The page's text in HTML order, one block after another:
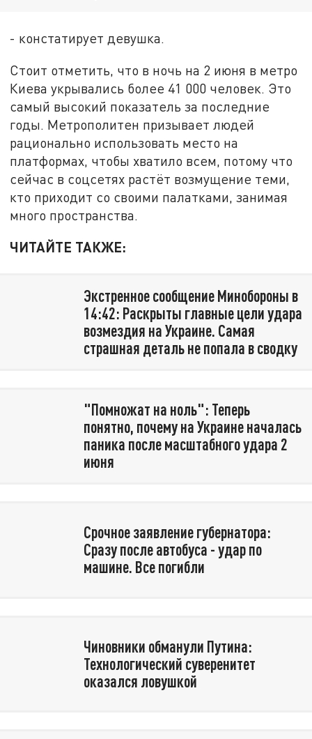
- констатирует девушка.
Стоит отметить, что в ночь на 2 июня в метро
Киева укрывались более 41 000 человек. Это
самый высокий показатель за последние
годы. Метрополитен призывает людей
рационально использовать место на
платформах, чтобы хватило всем, потому что
сейчас в соцсетях растёт возмущение теми,
кто приходит со своими палатками, занимая
много пространства.
ЧИТАЙТЕ ТАКЖЕ:
Экстренное сообщение Минобороны в
14:42: Раскрыты главные цели удара
возмездия на Украине. Самая
страшная деталь не попала в сводку
"Помножат на ноль": Теперь
понятно, почему на Украине началась
паника после масштабного удара 2
июня
Срочное заявление губернатора:
Сразу после автобуса - удар по
машине. Все погибли
Чиновники обманули Путина:
Технологический суверенитет
оказался ловушкой